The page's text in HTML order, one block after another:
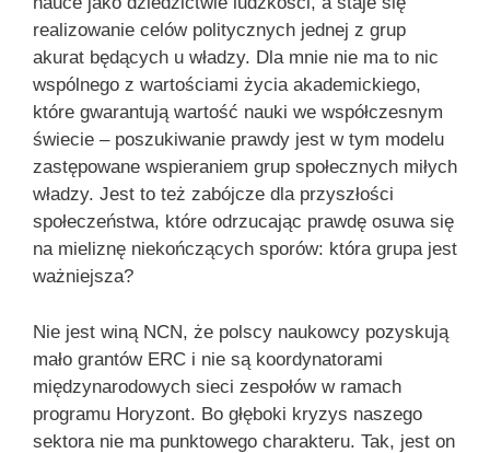
realizowanie celów politycznych jednej z grup
akurat będących u władzy. Dla mnie nie ma to nic
wspólnego z wartościami życia akademickiego,
które gwarantują wartość nauki we współczesnym
świecie – poszukiwanie prawdy jest w tym modelu
zastępowane wspieraniem grup społecznych miłych
władzy. Jest to też zabójcze dla przyszłości
społeczeństwa, które odrzucając prawdę osuwa się
na mieliznę niekończących sporów: która grupa jest
ważniejsza?
Nie jest winą NCN, że polscy naukowcy pozyskują
mało grantów ERC i nie są koordynatorami
międzynarodowych sieci zespołów w ramach
programu Horyzont. Bo głęboki kryzys naszego
sektora nie ma punktowego charakteru. Tak, jest on